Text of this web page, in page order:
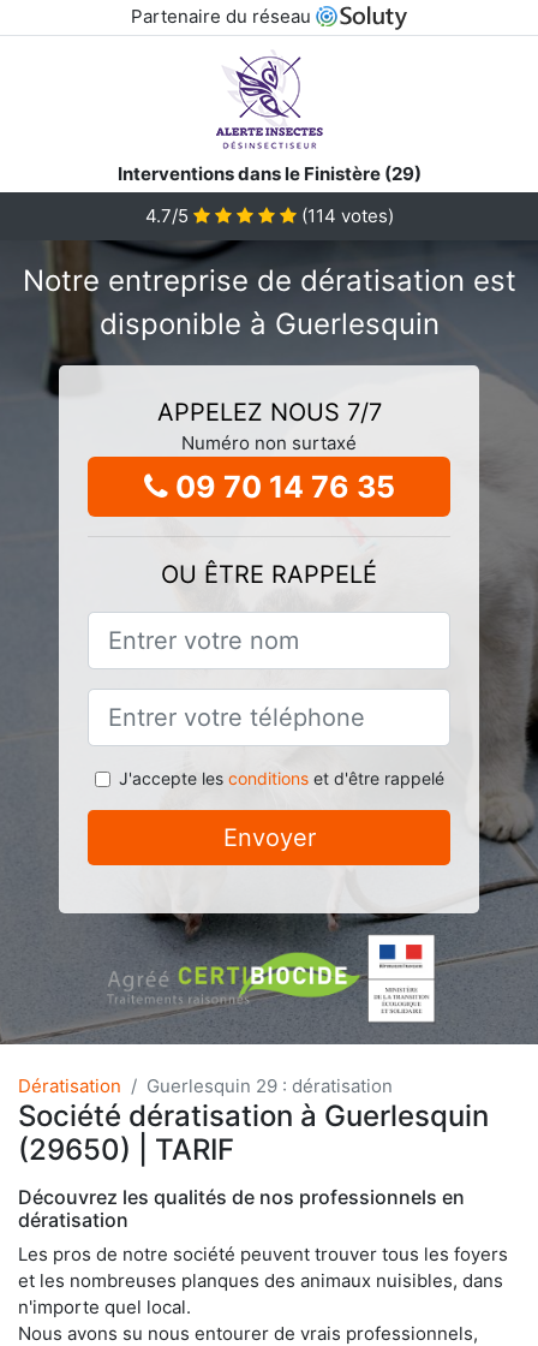
Partenaire du réseau
Interventions dans le Finistère (29)
4.7/5
(114 votes)
Notre entreprise de dératisation est
disponible à Guerlesquin
APPELEZ NOUS 7/7
Numéro non surtaxé
09 70 14 76 35
OU ÊTRE RAPPELÉ
J'accepte les conditionset d'être rappelé
Envoyer
Dératisation Guerlesquin 29 : dératisation
Société dératisation à Guerlesquin
(29650) | TARIF
Découvrez les qualités de nos professionnels en
dératisation
Les pros de notre société peuvent trouver tous les foyers
et les nombreuses planques des animaux nuisibles, dans
n'importe quel local.
Nous avons su nous entourer de vrais professionnels,